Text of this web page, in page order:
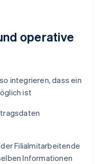
operative
integrieren, dass ein
ist
Filialmitarbeitende
Informationen